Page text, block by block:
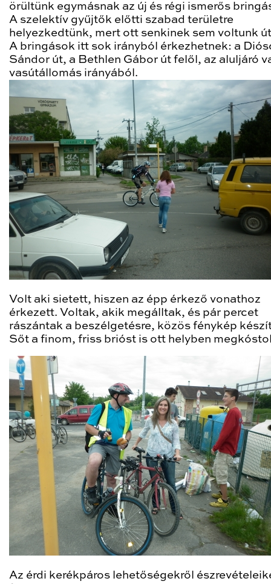
örültünk egymásnak az új és régi ismerős
A szelektív gyűjtők előtti szabad területre
helyezkedtünk, mert ott senkinek sem voltunk
A bringások itt sok irányból érkezhetnek: a
Sándor út, a Bethlen Gábor út felől, az aluljáró
vasútállomás irányából.
Volt aki sietett, hiszen az épp érkező vonathoz
érkezett. Voltak, akik megálltak, és pár percet
rászántak a beszélgetésre, közös fénykép
Sőt a finom, friss brióst is ott helyben
Az érdi kerékpáros lehetőségekről